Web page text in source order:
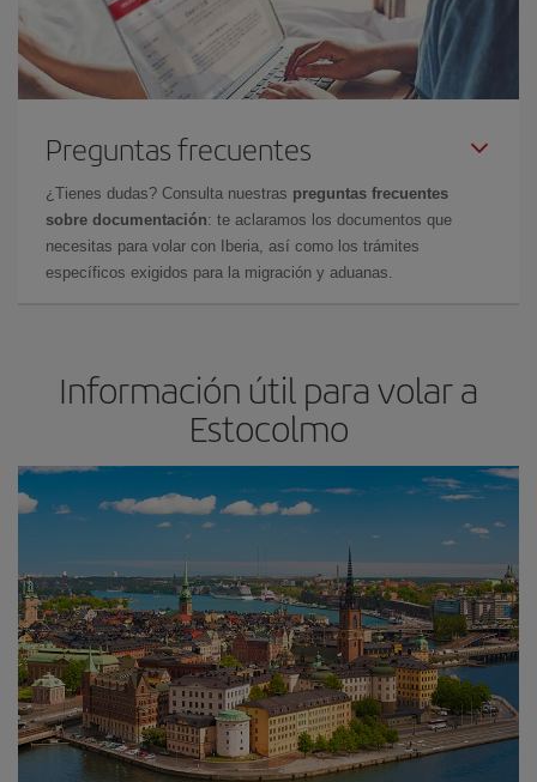
Preguntas frecuentes
¿Tienes dudas? Consulta nuestras preguntas frecuentes
sobre documentación: te aclaramos los documentos que
necesitas para volar con Iberia, así como los trámites
específicos exigidos para la migración y aduanas.
Información útil para volar a
Estocolmo